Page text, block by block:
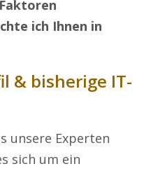
ich Ihnen in
& bisherige IT-
unsere Experten
sich um ein